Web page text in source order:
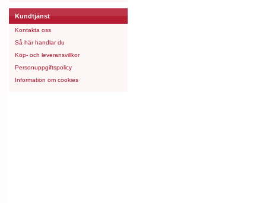
Kundtjänst
Kontakta oss
Så här handlar du
Köp- och leveransvillkor
Personuppgiftspolicy
Information om cookies